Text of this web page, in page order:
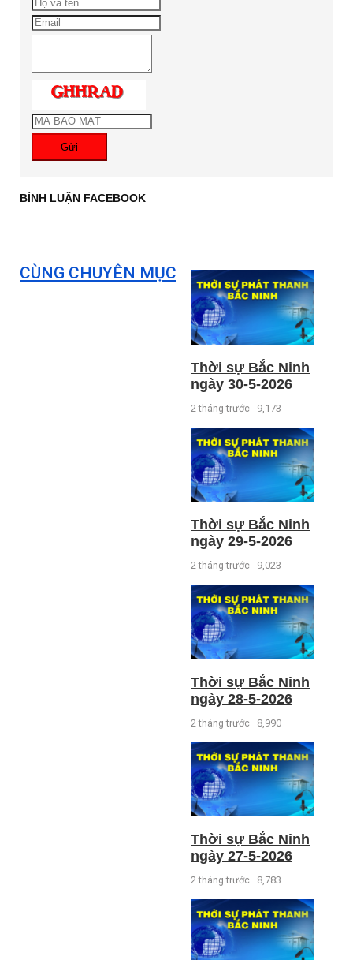
Gửi
BÌNH LUẬN FACEBOOK
CÙNG CHUYÊN MỤC
Thời sự Bắc Ninh
ngày 30-5-2026
2 tháng trước 9,173
Thời sự Bắc Ninh
ngày 29-5-2026
2 tháng trước 9,023
Thời sự Bắc Ninh
ngày 28-5-2026
2 tháng trước 8,990
Thời sự Bắc Ninh
ngày 27-5-2026
2 tháng trước 8,783